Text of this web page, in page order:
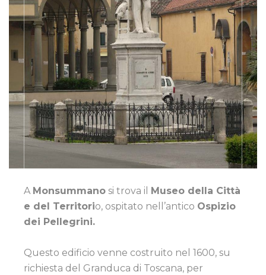
A Monsummano si trova il
Museo della Città
e del Territorio, ospitato nell’antico Ospizio
dei Pellegrini.
Questo edificio venne costruito nel 1600, su
richiesta del Granduca di Toscana, per